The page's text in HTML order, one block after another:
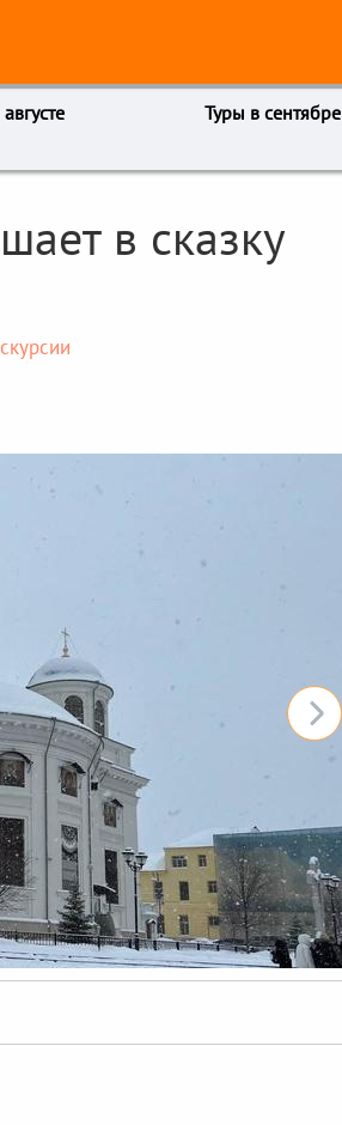
Туры в сентябре
в сказку